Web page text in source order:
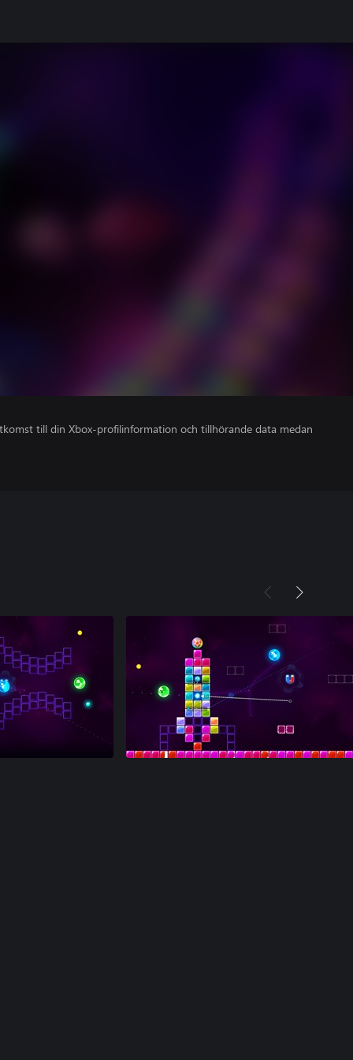
till din Xbox-profilinformation och tillhörande data medan